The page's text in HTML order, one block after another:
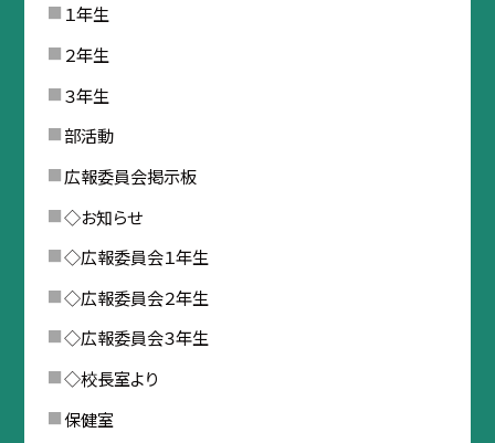
１年生
２年生
３年生
部活動
広報委員会掲示板
◇お知らせ
◇広報委員会１年生
◇広報委員会２年生
◇広報委員会３年生
◇校長室より
保健室